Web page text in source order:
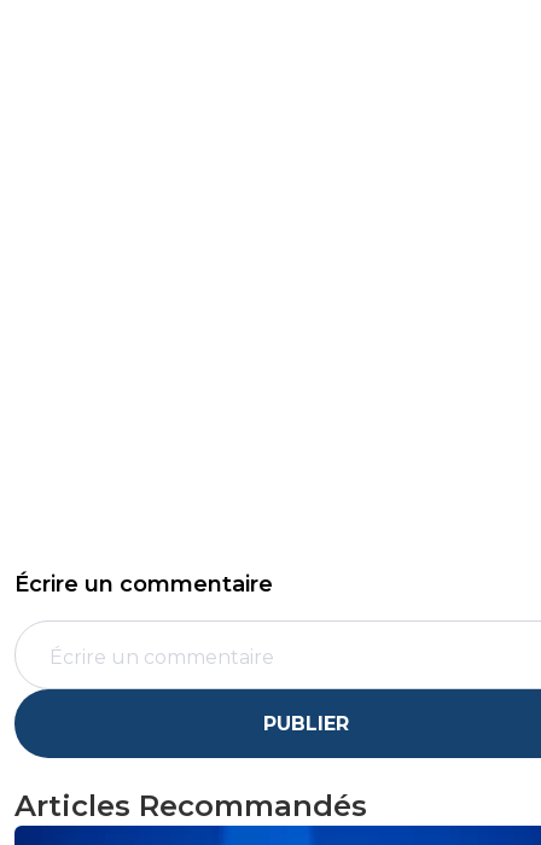
Écrire un commentaire
PUBLIER
Articles Recommandés